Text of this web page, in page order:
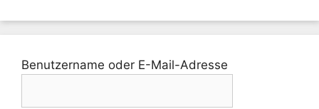
Benutzername oder E-Mail-Adresse